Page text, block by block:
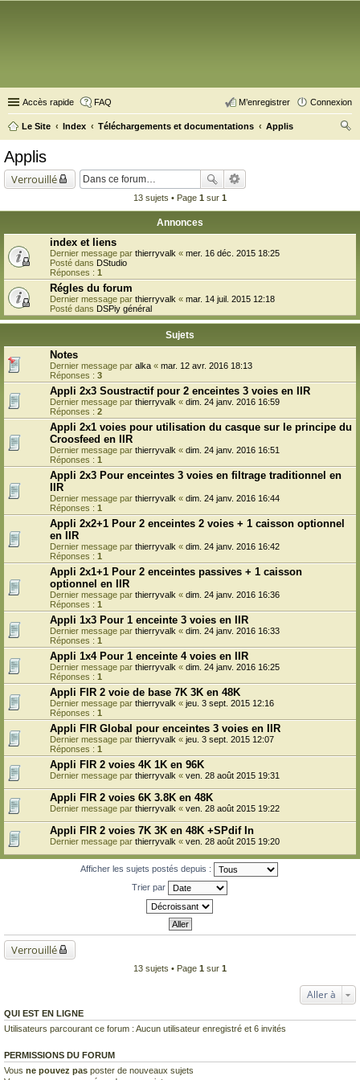
Accès rapide FAQ Connexion
M’enregistrer
Le Site Index Téléchargements et documentations
Applis
Applis
Verrouillé
13 sujets • Page 1 sur 1
Annonces
index et liens
Dernier message par thierryvalk « mer. 16 déc. 2015 18:25
Posté dans DStudio
Réponses : 1
Régles du forum
Dernier message par thierryvalk « mar. 14 juil. 2015 12:18
Posté dans DSPiy général
Sujets
Notes
Dernier message par alka « mar. 12 avr. 2016 18:13
Réponses : 3
Appli 2x3 Soustractif pour 2 enceintes 3 voies en IIR
Dernier message par thierryvalk « dim. 24 janv. 2016 16:59
Réponses : 2
Appli 2x1 voies pour utilisation du casque sur le principe du
Croosfeed en IIR
Dernier message par thierryvalk « dim. 24 janv. 2016 16:51
Réponses : 1
Appli 2x3 Pour enceintes 3 voies en filtrage traditionnel en
IIR
Dernier message par thierryvalk « dim. 24 janv. 2016 16:44
Réponses : 1
Appli 2x2+1 Pour 2 enceintes 2 voies + 1 caisson optionnel
en IIR
Dernier message par thierryvalk « dim. 24 janv. 2016 16:42
Réponses : 1
Appli 2x1+1 Pour 2 enceintes passives + 1 caisson
optionnel en IIR
Dernier message par thierryvalk « dim. 24 janv. 2016 16:36
Réponses : 1
Appli 1x3 Pour 1 enceinte 3 voies en IIR
Dernier message par thierryvalk « dim. 24 janv. 2016 16:33
Réponses : 1
Appli 1x4 Pour 1 enceinte 4 voies en IIR
Dernier message par thierryvalk « dim. 24 janv. 2016 16:25
Réponses : 1
Appli FIR 2 voie de base 7K 3K en 48K
Dernier message par thierryvalk « jeu. 3 sept. 2015 12:16
Réponses : 1
Appli FIR Global pour enceintes 3 voies en IIR
Dernier message par thierryvalk « jeu. 3 sept. 2015 12:07
Réponses : 1
Appli FIR 2 voies 4K 1K en 96K
Dernier message par thierryvalk « ven. 28 août 2015 19:31
Appli FIR 2 voies 6K 3.8K en 48K
Dernier message par thierryvalk « ven. 28 août 2015 19:22
Appli FIR 2 voies 7K 3K en 48K +SPdif In
Dernier message par thierryvalk « ven. 28 août 2015 19:20
Afficher les sujets postés depuis :
Trier par
Verrouillé
13 sujets • Page 1 sur 1
Aller à
QUI EST EN LIGNE
Utilisateurs parcourant ce forum : Aucun utilisateur enregistré et 6 invités
PERMISSIONS DU FORUM
Vous ne pouvez pas poster de nouveaux sujets